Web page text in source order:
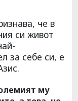
че в
си живот
за себе си, е
му